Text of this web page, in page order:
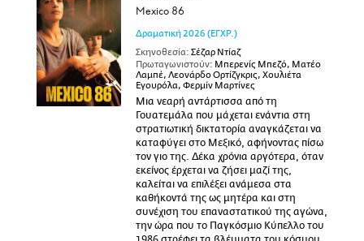
Mexico 86
Δραματική 2026 (ΕΓΧΡ.)
Σκηνοθεσία: Σέζαρ Ντίαζ
Πρωταγωνιστούν: Μπερενίς Μπεζό, Ματέο
Λαμπέ, Λεονάρδο Ορτίζγκρις, Χουλιέτα
Εγουρόλα, Φερμίν Μαρτίνες
Μια νεαρή αντάρτισσα από τη
Γουατεμάλα που μάχεται ενάντια στη
στρατιωτική δικτατορία αναγκάζεται να
καταφύγει στο Μεξικό, αφήνοντας πίσω
τον γιο της. Δέκα χρόνια αργότερα, όταν
εκείνος έρχεται να ζήσει μαζί της,
καλείται να επιλέξει ανάμεσα στα
καθήκοντά της ως μητέρα και στη
συνέχιση του επαναστατικού της αγώνα,
την ώρα που το Παγκόσμιο Κύπελλο του